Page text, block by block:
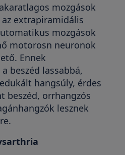
mozgások
az extrapiramidális
mozgások
motorosn neuronok
Ennek
beszéd lassabbá,
hangsúly, érdes
beszéd, orrhangzós
lesznek